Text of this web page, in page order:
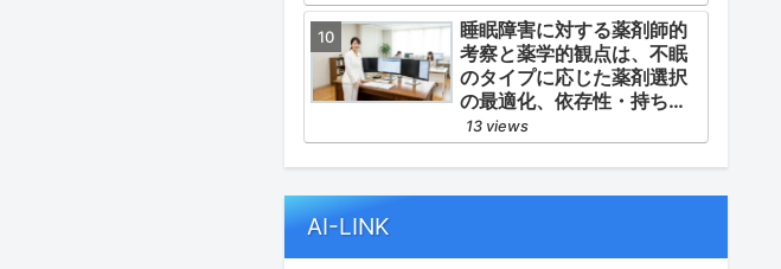
睡眠障害に対する薬剤師的
考察と薬学的観点は、不眠
のタイプに応じた薬剤選択
の最適化、依存性・持ち越
し効果などの副作用モニタ
リング、そして生活習慣
（睡眠衛生）の改善支援に
あります。
13 views
AI-LINK